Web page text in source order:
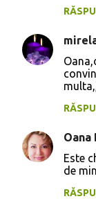
Oana
Este
de